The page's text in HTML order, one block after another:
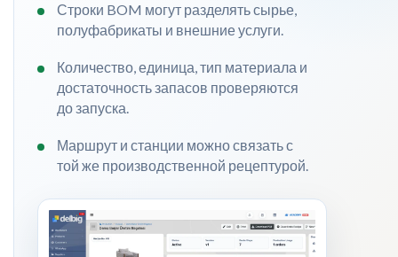
Строки BOM могут разделять сырье,
полуфабрикаты и внешние услуги.
Количество, единица, тип материала и
достаточность запасов проверяются
до запуска.
Маршрут и станции можно связать с
той же производственной рецептурой.